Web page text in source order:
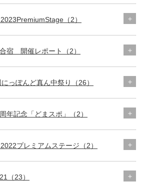
（2）
宿 開催レポート（2）
っぽんど真ん中祭り（26）
年記念「どまスポ」（2）
プレミアムステージ（2）
（23）